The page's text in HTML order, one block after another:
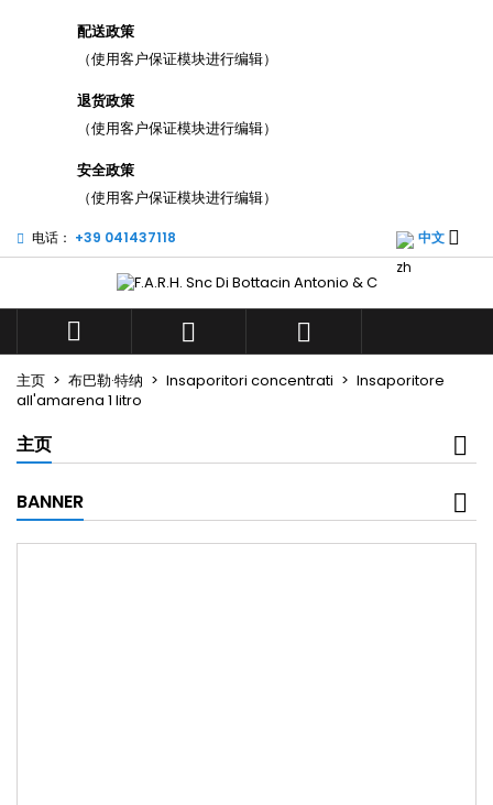
配送政策
（使用客户保证模块进行编辑）
退货政策
（使用客户保证模块进行编辑）
安全政策
（使用客户保证模块进行编辑）
电话： +39 041437118 中文 
  
主页 布巴勒·特纳 Insaporitori concentrati
Insaporitore
all'amarena 1 litro
主页
BANNER
添加至愿望清单
((title))
((label))
登录
您需要登录才能将产品保存在您的心愿单中。